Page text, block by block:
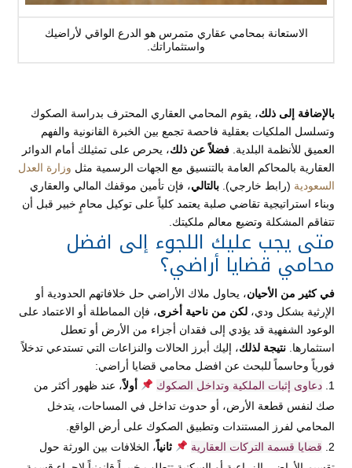
الاستعانة بمحامي عقاري متمرس هو الدرع الواقي لأراضيك
واستثماراتك.
بالإضافة إلى ذلك، يقوم المحامي العقاري المحترف بدراسة الصكوك
وتسلسل الملكيات بعقلية فاحصة تجمع بين الخبرة القانونية والفهم
العميق للأنظمة البلدية. فضلاً عن ذلك، يحرص على تمثيلك أمام الدوائر
العقارية بالمحاكم العامة بالتنسيق مع الجهات الرسمية مثل وزارة العدل
السعودية (رابط خارجي). بالتالي، فإن تأمين موقفك المالي والعقاري
وبناء استراتيجية تقاضي صلبة يعتمد كلياً على توكيل محامٍ خبير قبل أن
تتفاقم المشكلة وتضيع معالم ملكيتك.
متى يجب عليك اللجوء إلى افضل
محامي قضايا أراضي؟
في كثير من الأحيان، يحاول ملاك الأراضي حل خلافاتهم الحدودية أو
الإرثية بشكل ودي، لكن من ناحية أخرى، فإن المماطلة أو الاعتماد على
الوعود الشفهية قد يؤدي إلى فقدان أجزاء من الأرض أو تعطل
استثمارها. نتيجة لذلك، إليك أبرز الحالات والنزاعات التي تستدعي تدخلاً
فورياً وحاسماً للبحث عن افضل محامي قضايا أراضي:
دعاوى إثبات الملكية وتداخل الصكوك
أولاً، عند ظهور أكثر من
صك لنفس قطعة الأرض، أو حدوث تداخل في المساحات، يتدخل
المحامي لفرز المستندات وتطبيق الصكوك على أرض الواقع.
قضايا قسمة التركات العقارية
ثانياً، الخلافات بين الورثة حول